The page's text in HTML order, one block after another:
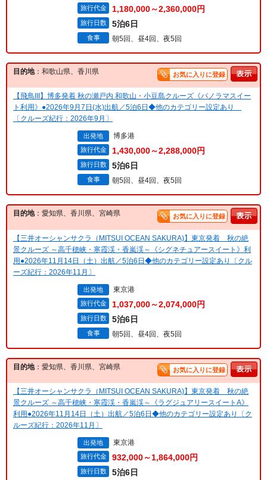
旅行代金 1,180,000～2,360,000円
旅行日数 5泊6日
食事 朝5回、昼4回、夜5回
目的地：和歌山県、香川県 お気に入りに登録
【飛鳥III】博多発着 秋の瀬戸内 和歌山・小豆島クルーズ《パノラマスイー
ト利用》●2026年9月7日(水)出航／5泊6日◆他のカテゴリー設定あり
〔クルーズ紀行：2026年9月〕
出発地 博多港
旅行代金 1,430,000～2,288,000円
旅行日数 5泊6日
食事 朝5回、昼4回、夜5回
目的地：愛知県、香川県、宮崎県 お気に入りに登録
【三井オーシャンサクラ（MITSUI OCEAN SAKURA)】東京発着 秋の絶
景クルーズ ～高千穂峡・寒霞渓・香嵐渓～《シグネチュアースイート》利
用●2026年11月14日（土）出航／5泊6日◆他のカテゴリー設定あり〔クル
ーズ紀行：2026年11月〕
出発地 東京港
旅行代金 1,037,000～2,074,000円
旅行日数 5泊6日
食事 朝5回、昼4回、夜5回
目的地：愛知県、香川県、宮崎県 お気に入りに登録
【三井オーシャンサクラ（MITSUI OCEAN SAKURA)】東京発着 秋の絶
景クルーズ ～高千穂峡・寒霞渓・香嵐渓～《ラグジュアリースイートA》
利用●2026年11月14日（土）出航／5泊6日◆他のカテゴリー設定あり〔ク
ルーズ紀行：2026年11月〕
出発地 東京港
旅行代金 932,000～1,864,000円
旅行日数 5泊6日